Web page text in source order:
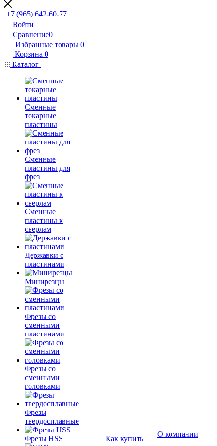
+7 (965) 642-60-77
Войти
Сравнение0
Избранные товары 0
Корзина 0
Каталог
Сменные
токарные
пластины
Сменные
пластины для
фрез
Сменные
пластины к
сверлам
Державки с
пластинами
Минирезцы
Фрезы со
сменными
пластинами
Фрезы со
сменными
головками
Фрезы
твердосплавные
Фрезы HSS
Как купить
О компании